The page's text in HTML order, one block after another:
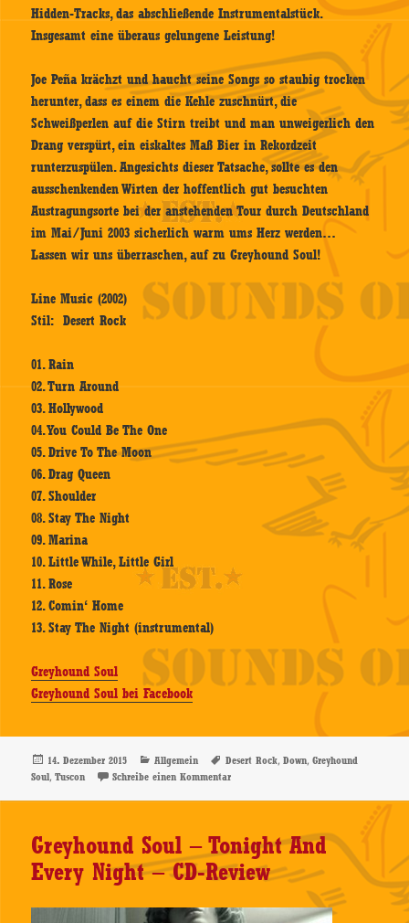
Hidden-Tracks, das abschließende Instrumentalstück.
Insgesamt eine überaus gelungene Leistung!
Joe Peña krächzt und haucht seine Songs so staubig trocken
herunter, dass es einem die Kehle zuschnürt, die
Schweißperlen auf die Stirn treibt und man unweigerlich den
Drang verspürt, ein eiskaltes Maß Bier in Rekordzeit
runterzuspülen. Angesichts dieser Tatsache, sollte es den
ausschenkenden Wirten der hoffentlich gut besuchten
Austragungsorte bei der anstehenden Tour durch Deutschland
im Mai/Juni 2003 sicherlich warm ums Herz werden…
Lassen wir uns überraschen, auf zu Greyhound Soul!
Line Music (2002)
Stil: Desert Rock
01. Rain
02. Turn Around
03. Hollywood
04. You Could Be The One
05. Drive To The Moon
06. Drag Queen
07. Shoulder
08. Stay The Night
09. Marina
10. Little While, Little Girl
11. Rose
12. Comin‘ Home
13. Stay The Night (instrumental)
Greyhound Soul
Greyhound Soul bei Facebook
Veröffentlicht
am
14. Dezember 2015 Kategorien
Allgemein Schlagwörter
Desert Rock,Down,Greyhound
Soul,Tuscon Schreibe einen Kommentarzu Greyhound Soul – Down – CD-Review
Greyhound Soul – Tonight And
Every Night – CD-Review